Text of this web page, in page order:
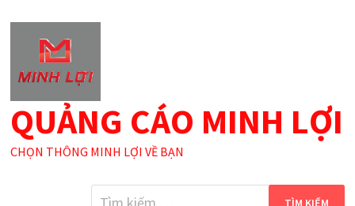
content
QUẢNG CÁO MINH LỢI
CHỌN THÔNG MINH LỢI VỀ BẠN
Tìm